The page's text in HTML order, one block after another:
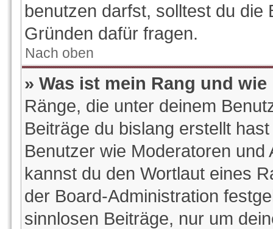
benutzen darfst, solltest du die
Gründen dafür fragen.
Nach oben
» Was ist mein Rang und
Ränge, die unter deinem
Beiträge du bislang erstellt
Benutzer wie Moderatoren
kannst du den Wortlaut eines
der Board-Administration
sinnlosen Beiträge, nur um